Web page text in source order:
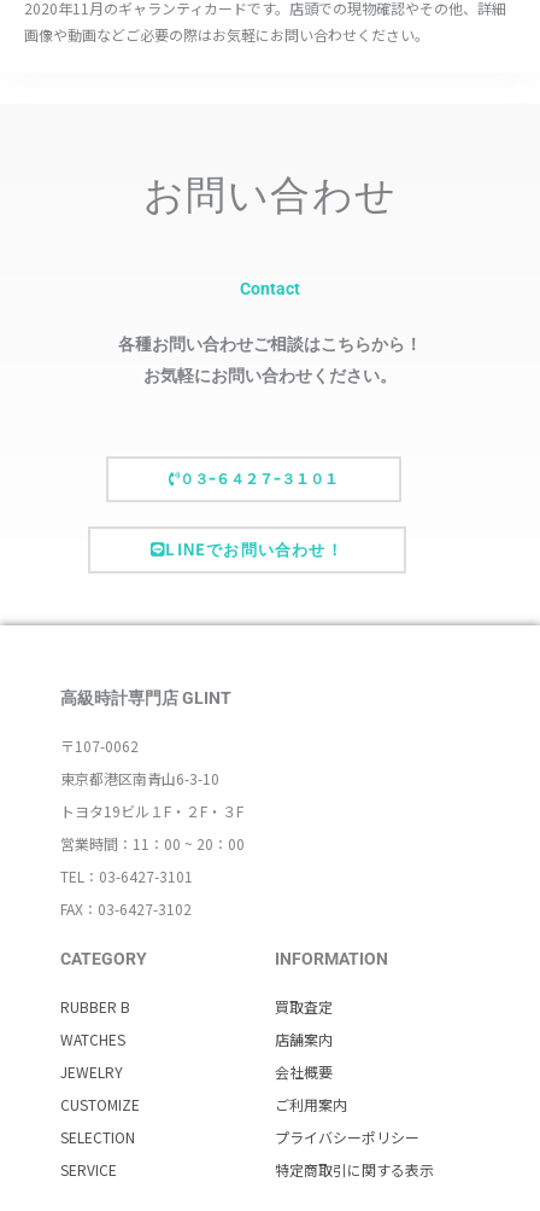
2020年11月のギャランティカードです。店頭での現物確認やその他、詳細
画像や動画などご必要の際はお気軽にお問い合わせください。
お問い合わせ
Contact
各種お問い合わせご相談はこちらから！
お気軽にお問い合わせください。
０３ｰ６４２７ｰ３１０１
LINEでお問い合わせ！
高級時計専門店 GLINT
〒107-0062
東京都港区南青山6-3-10
トヨタ19ビル１F・２F・３F
営業時間：11：00 ~ 20：00
TEL：03-6427-3101
FAX：03-6427-3102
CATEGORY
RUBBER B
WATCHES
JEWELRY
CUSTOMIZE
SELECTION
SERVICE
INFORMATION
買取査定
店舗案内
会社概要
ご利用案内
プライバシーポリシー
特定商取引に関する表示